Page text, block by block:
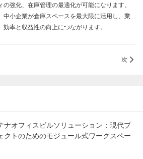
強化、在庫管理の最適化が可能になります。
中小企業が倉庫スペースを最大限に活用し、業
率と収益性の向上につながります。
次
ナオフィスビルソリューション：現代プ
クトのためのモジュール式ワークスペー